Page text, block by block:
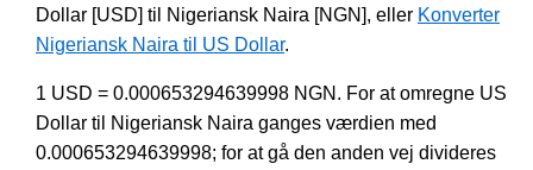
Dollar [USD] til Nigeriansk Naira [NGN], eller Konverter
Nigeriansk Naira til US Dollar.
1 USD = 0.000653294639998 NGN. For at omregne US
Dollar til Nigeriansk Naira ganges værdien med
0.000653294639998; for at gå den anden vej divideres